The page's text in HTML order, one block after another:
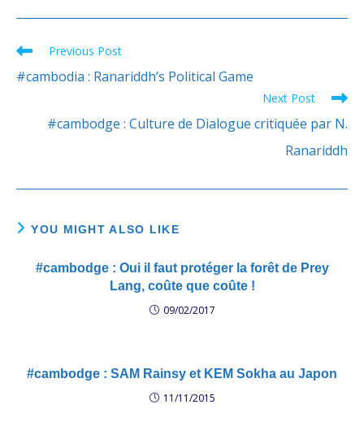
Read
more
Previous Post
#cambodia : Ranariddh’s Political Game
Next Post
#cambodge : Culture de Dialogue critiquée par N.
Ranariddh
YOU MIGHT ALSO LIKE
#cambodge : Oui il faut protéger la forêt de Prey
Lang, coûte que coûte !
09/02/2017
#cambodge : SAM Rainsy et KEM Sokha au Japon
11/11/2015